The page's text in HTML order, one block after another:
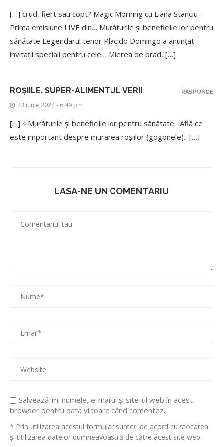
[…] crud, fiert sau copt? Magic Morning cu Liana Stanciu –
Prima emisiune LIVE din… Murăturile și beneficiile lor pentru
sănătate Legendarul tenor Placido Domingo a anunțat
invitații speciali pentru cele… Mierea de brad, […]
ROȘIILE, SUPER-ALIMENTUL VERII
23 iunie 2024 - 6:49 pm
[…] ⭐Murăturile și beneficiile lor pentru sănătate. Află ce
este important despre murarea roșiilor (gogonele). […]
RASPUNDE
LASA-NE UN COMENTARIU
Salvează-mi numele, e-mailul și site-ul web în acest
browser pentru data viitoare când comentez.
* Prin utilizarea acestui formular sunteți de acord cu stocarea
și utilizarea datelor dumneavoastră de către acest site web.